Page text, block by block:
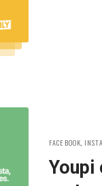
POSTED
FACEBOOK
Youpi